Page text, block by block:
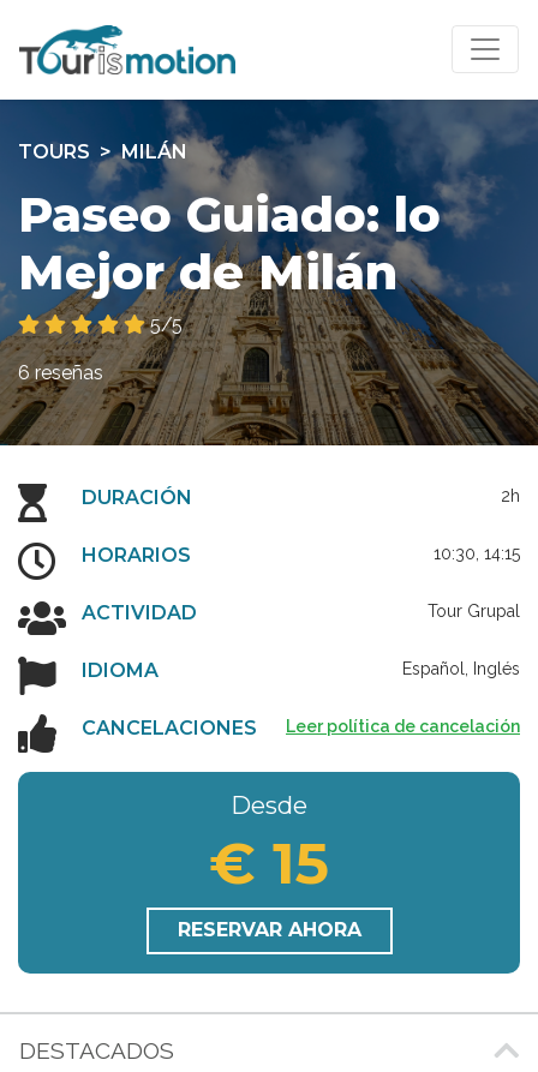
TOURS MILÁN
Paseo Guiado: lo
Mejor de Milán
5/5
6 reseñas
DURACIÓN 2h
HORARIOS 10:30, 14:15
ACTIVIDAD Tour Grupal
IDIOMA Español, Inglés
CANCELACIONES Leer política de cancelación
Desde
€ 15
RESERVAR AHORA
DESTACADOS